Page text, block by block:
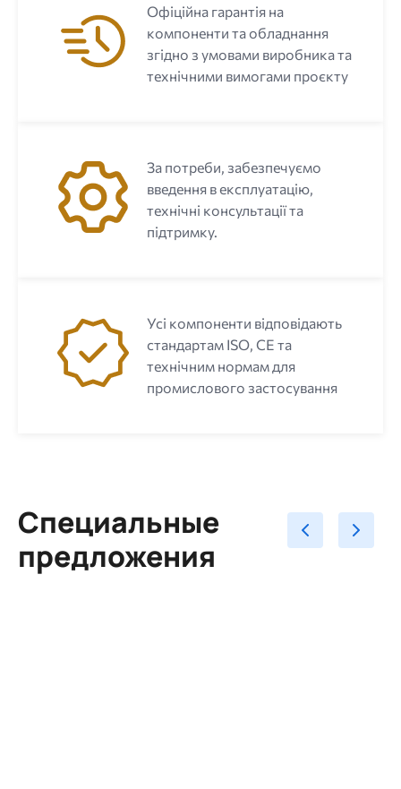
Офіційна гарантія на
компоненти та обладнання
згідно з умовами виробника та
технічними вимогами проєкту
За потреби, забезпечуємо
введення в експлуатацію,
технічні консультації та
підтримку.
Усі компоненти відповідають
стандартам ISO, CE та
технічним нормам для
промислового застосування
Специальные
предложения